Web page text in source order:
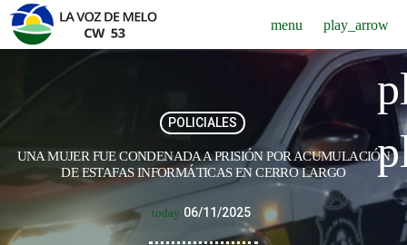
menu play_arrow
POLICIALES
UNA MUJER FUE CONDENADA A PRISIÓN POR ACUMULACIÓN
DE ESTAFAS INFORMÁTICAS EN CERRO LARGO
today 06/11/2025